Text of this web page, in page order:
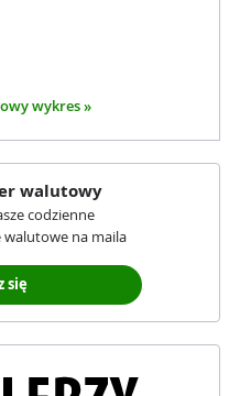
wykres »
walutowy
codzienne
na maila
się